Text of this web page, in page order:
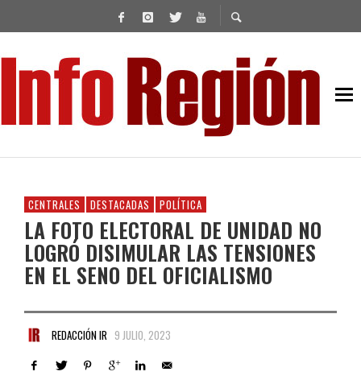
CENTRALES DESTACADAS POLÍTICA
LA FOTO ELECTORAL DE UNIDAD NO
LOGRÓ DISIMULAR LAS TENSIONES
EN EL SENO DEL OFICIALISMO
REDACCIÓN IR 9 JULIO, 2023